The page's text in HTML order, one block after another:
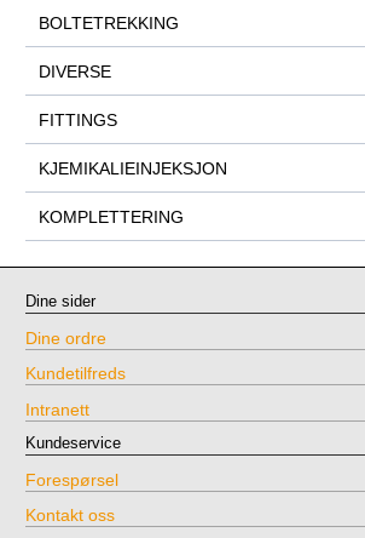
BOLTETREKKING
DIVERSE
FITTINGS
KJEMIKALIEINJEKSJON
KOMPLETTERING
Dine sider
Dine ordre
Kundetilfreds
Intranett
Kundeservice
Forespørsel
Kontakt oss